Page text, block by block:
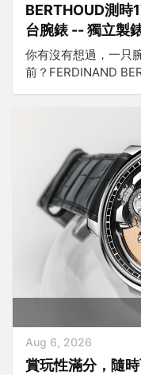
BERTHOUD測時
台腕錶 -- 獨立製
你有沒有想過，一只
前？FERDINAND
Aug 6, 2026
賞玩性滿分，隨